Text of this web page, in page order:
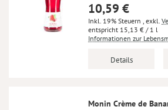
10,59 €
Inkl. 19% Steuern , exkl.
15,13 € / 1 l
Informationen zur
Details
Monin Crème de